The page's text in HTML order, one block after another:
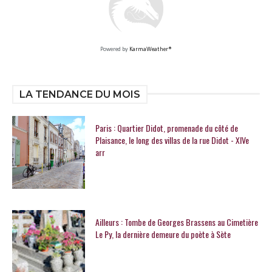
Powered by KarmaWeather®
LA TENDANCE DU MOIS
Paris : Quartier Didot, promenade du côté de
Plaisance, le long des villas de la rue Didot - XIVe
arr
Ailleurs : Tombe de Georges Brassens au Cimetière
Le Py, la dernière demeure du poète à Sète